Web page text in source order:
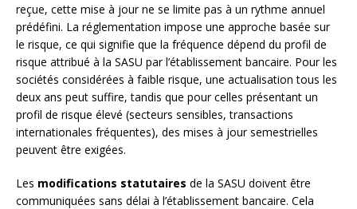
reçue, cette mise à jour ne se limite pas à un rythme annuel
prédéfini. La réglementation impose une approche basée sur
le risque, ce qui signifie que la fréquence dépend du profil de
risque attribué à la SASU par l’établissement bancaire. Pour les
sociétés considérées à faible risque, une actualisation tous les
deux ans peut suffire, tandis que pour celles présentant un
profil de risque élevé (secteurs sensibles, transactions
internationales fréquentes), des mises à jour semestrielles
peuvent être exigées.
Les modifications statutaires de la SASU doivent être
communiquées sans délai à l’établissement bancaire. Cela